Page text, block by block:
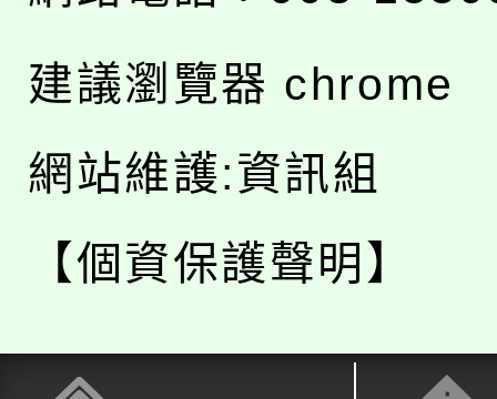
建議瀏覽器 chrome
網站維護:資訊組
【個資保護聲明】